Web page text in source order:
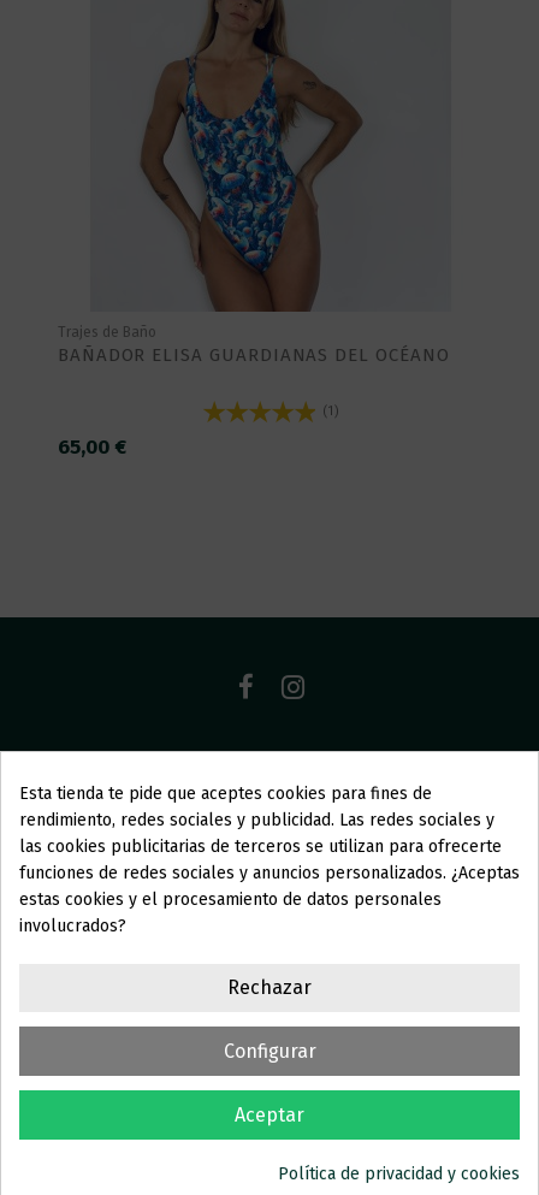
Trajes de Baño
BAÑADOR ELISA GUARDIANAS DEL OCÉANO
(1)
65,00 €
AGÜITA STORE
COLECCIONES
INFORMACIÓN
Esta tienda te pide que aceptes cookies para fines de
rendimiento, redes sociales y publicidad. Las redes sociales y
las cookies publicitarias de terceros se utilizan para ofrecerte
funciones de redes sociales y anuncios personalizados. ¿Aceptas
estas cookies y el procesamiento de datos personales
involucrados?
Rechazar
Configurar
Aceptar
Política de privacidad y cookies